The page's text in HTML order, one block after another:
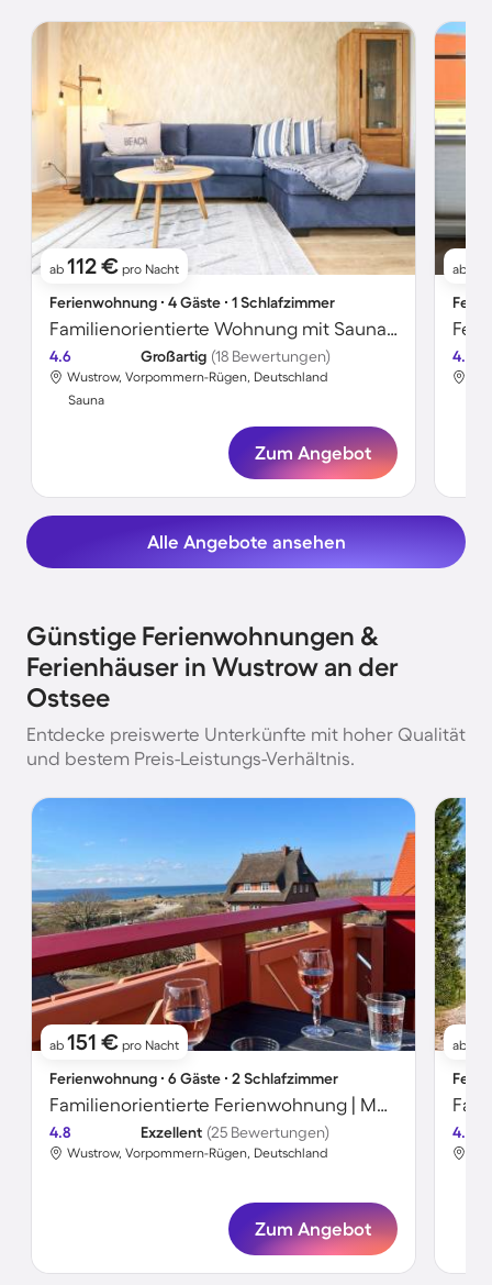
ab 112 € pro Nacht
Ferienwohnung ∙ 4 Gäste ∙ 1 Schlafzimmer
Familienorientierte Wohnung mit Sauna und Terrasse | Nah am Strand
4.6 Großartig (18 Bewertungen)
Wustrow, Vorpommern-Rügen, Deutschland
Sauna
Zum Angebot
ab
4.7
Alle Angebote ansehen
Günstige Ferienwohnungen &
Ferienhäuser in Wustrow an der
Ostsee
Entdecke preiswerte Unterkünfte mit hoher Qualität
und bestem Preis-Leistungs-Verhältnis.
ab 151 € pro Nacht
Ferienwohnung ∙ 6 Gäste ∙ 2 Schlafzimmer
Familienorientierte Ferienwohnung | Meerblick | Neben dem Strand
4.8 Exzellent (25 Bewertungen)
Wustrow, Vorpommern-Rügen, Deutschland
Zum Angebot
ab
4.4